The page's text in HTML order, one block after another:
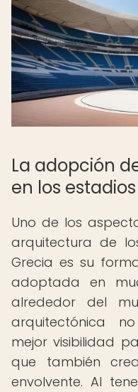
La adopción
en los
Uno de los
arquitectura de
Grecia es su
adoptada en
alrededor del
arquitectónica
mejor visibilidad
que también
envolvente. Al